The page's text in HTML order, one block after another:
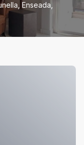
Enseada,